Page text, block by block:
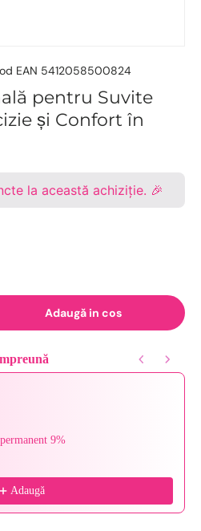
EAN 5412058500824
pentru Suvite
și Confort în
la această achiziție. 🎉
Adaugă in cos
to navigate through product
9%
Adaugă